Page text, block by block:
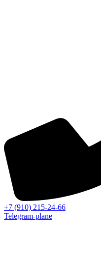
+7 (910) 215-24-66
Telegram-plane